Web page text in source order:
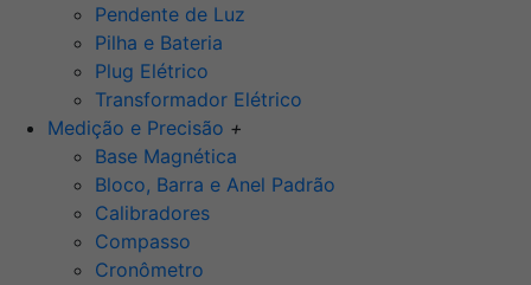
Pendente de Luz
Pilha e Bateria
Plug Elétrico
Transformador Elétrico
Medição e Precisão +
Base Magnética
Bloco, Barra e Anel Padrão
Calibradores
Compasso
Cronômetro